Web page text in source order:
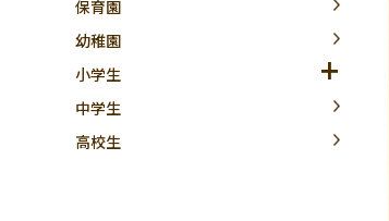
保育園
幼稚園
小学生
中学生
高校生